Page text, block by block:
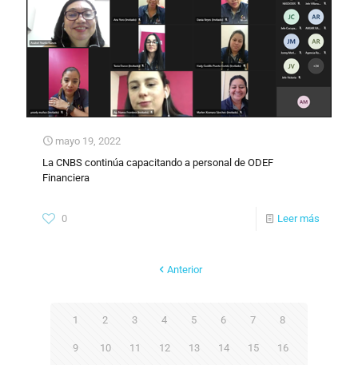
mayo 19, 2022
La CNBS continúa capacitando a personal de ODEF
Financiera
0 Leer más
Anterior
1 2 3 4 5 6 7 8
9 10 11 12 13 14 15 16